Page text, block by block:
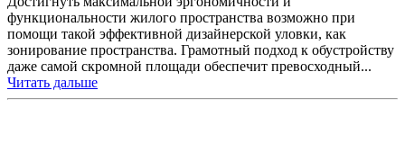
функциональности жилого пространства возможно при
помощи такой эффективной дизайнерской уловки, как
зонирование пространства. Грамотный подход к обустройству
даже самой скромной площади обеспечит превосходный...
Читать дальше